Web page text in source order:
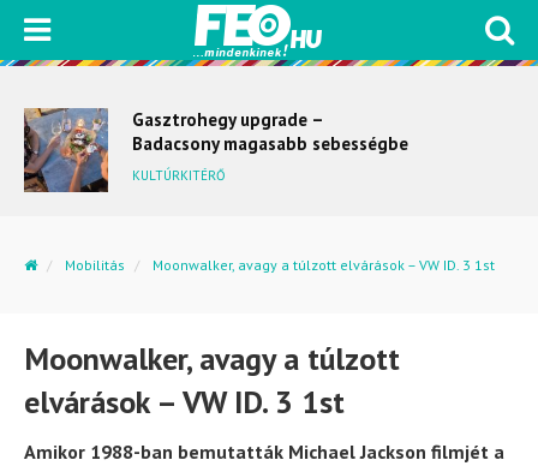
Gasztrohegy upgrade –
Badacsony magasabb sebességbe
kapcsol
KULTÚRKITÉRŐ
Mobilitás Moonwalker, avagy a túlzott elvárások – VW ID. 3 1st
Moonwalker, avagy a túlzott
elvárások – VW ID. 3 1st
Amikor 1988-ban bemutatták Michael Jackson filmjét a